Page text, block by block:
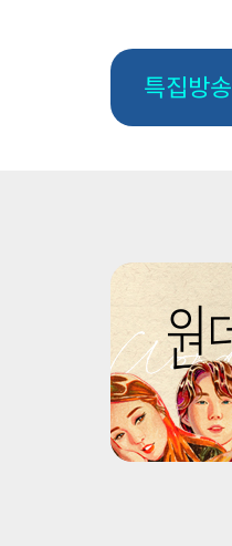
특집방송